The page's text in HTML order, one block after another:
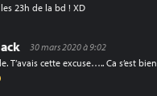
23h de la bd ! XD
30 mars 2020 à 9:02
T’avais cette excuse….. Ca s’est